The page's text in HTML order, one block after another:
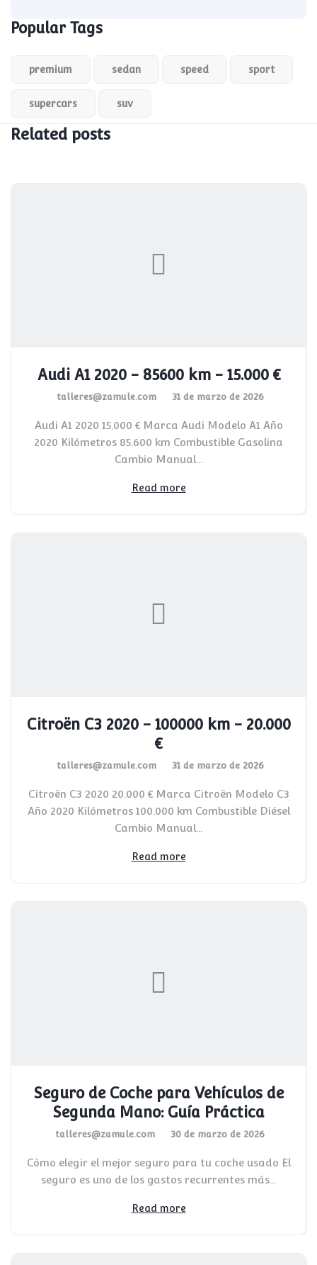
Popular Tags
premium sedan speed sport
supercars suv
Related posts
Audi A1 2020 - 85600 km - 15.000 €
talleres@zamule.com 31 de marzo de 2026
Audi A1 2020 15.000 € Marca Audi Modelo A1 Año
2020 Kilómetros 85.600 km Combustible Gasolina
Cambio Manual...
Read more
Citroën C3 2020 - 100000 km - 20.000
€
talleres@zamule.com 31 de marzo de 2026
Citroën C3 2020 20.000 € Marca Citroën Modelo C3
Año 2020 Kilómetros 100.000 km Combustible Diésel
Cambio Manual...
Read more
Seguro de Coche para Vehículos de
Segunda Mano: Guía Práctica
talleres@zamule.com 30 de marzo de 2026
Cómo elegir el mejor seguro para tu coche usado El
seguro es uno de los gastos recurrentes más...
Read more